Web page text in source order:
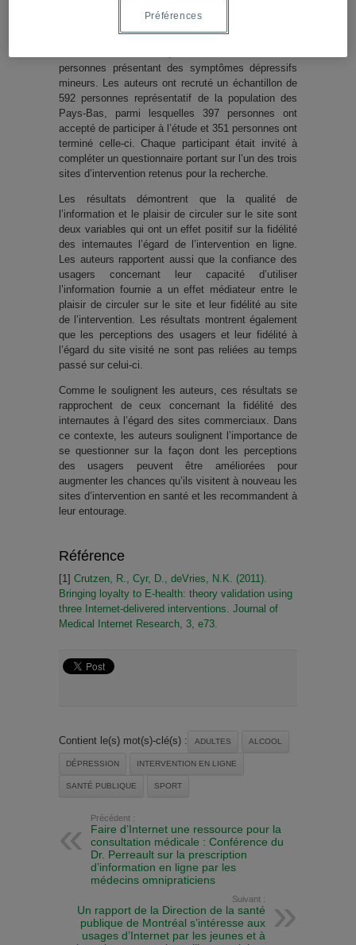
portait sur la prévention des blessures liées au
sport, la deuxième sur la diminution de la
personnes présentant des symptômes dépressifs
mineurs. Les auteurs ont recruté un échantillon de
592 personnes représentatif de la population des
Pays-Bas, parmi lesquelles 397 personnes ont
accepté de participer à l’étude et 351 personnes ont
terminé celle-ci. Chaque participant était invité à
compléter un questionnaire portant sur l’un des trois
sites d’intervention retenus pour la recherche.
Les résultats démontrent que la qualité de
l’information et le plaisir de circuler sur le site sont
deux variables qui ont un effet positif sur la fidélité
des internautes l’égard de l’intervention en ligne.
Les auteurs rapportent aussi que la confiance des
usagers concernant leur capacité d’utiliser
l’information fournie a un effet médiateur entre le
plaisir de circuler sur le site et leur fidélité au site
de l’intervention. Les résultats montrent également
que les perceptions des usagers et leur fidélité à
l’égard du site visité ne sont pas reliées au temps
passé sur celui-ci.
Comme le soulignent les auteurs, ces résultats se
rapprochent de ceux concernant la fidélité des
internautes à l’égard des sites commerciaux. Dans
ce contexte, les auteurs soulignent l’importance de
se questionner sur la façon dont les perceptions
des usagers peuvent être améliorées pour
augmenter les chances qu’ils visitent à nouveau les
sites d’intervention en santé et les recommandent à
leur entourage.
Référence
[1] Crutzen, R., Cyr, D., deVries, N.K. (2011).
Bringing loyalty to E-health: theory validation using
three Internet-delivered interventions. Journal of
Medical Internet Research, 3, e73.
Contient le(s) mot(s)-clé(s) : ADULTES ALCOOL
DÉPRESSION INTERVENTION EN LIGNE
SANTÉ PUBLIQUE SPORT
Précédent :
Faire d’Internet une ressource pour la
consultation médicale : Conférence du
Dr. Perreault sur la prescription
d’information en ligne par les
médecins omnipraticiens
Suivant :
Un rapport de la Direction de la santé
publique de Montréal s’intéresse aux
usages d’Internet par les jeunes et à
Préférences